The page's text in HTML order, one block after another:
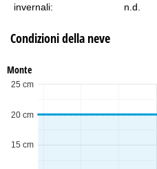
invernali:
n.d.
Condizioni della neve
Monte
15 cm
20 cm
25 cm